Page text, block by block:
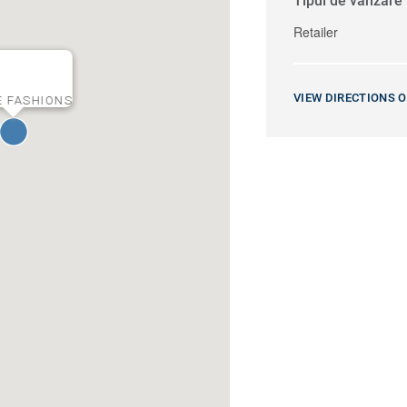
FASHIONS
Retailer
VIEW DIRECTIONS